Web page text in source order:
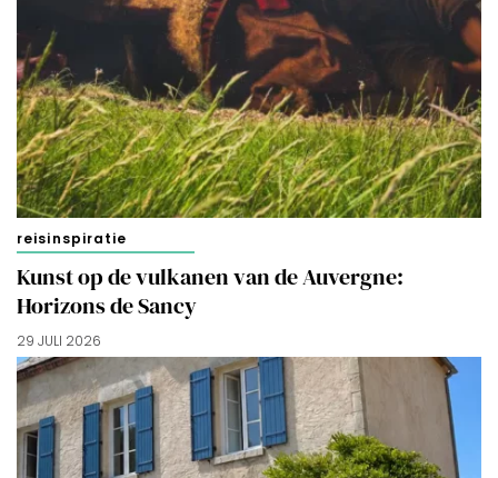
reisinspiratie
Kunst op de vulkanen van de Auvergne:
Horizons de Sancy
29 JULI 2026